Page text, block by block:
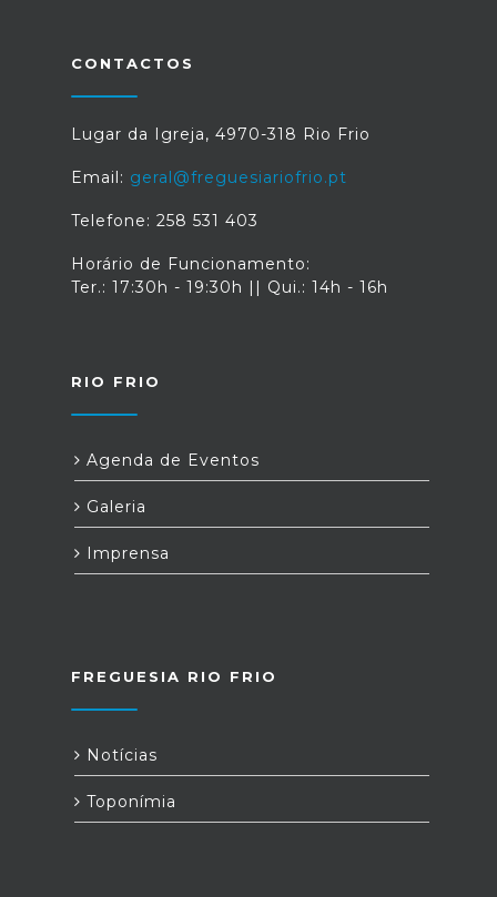
CONTACTOS
Lugar da Igreja, 4970-318 Rio Frio
Email: geral@freguesiariofrio.pt
Telefone: 258 531 403
Horário de Funcionamento:
Ter.: 17:30h - 19:30h || Qui.: 14h - 16h
RIO FRIO
Agenda de Eventos
Galeria
Imprensa
FREGUESIA RIO FRIO
Notícias
Toponímia